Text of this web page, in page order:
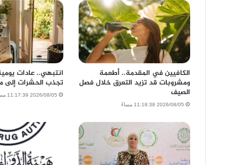
الكافيين في المقدمة.. أطعمة
ومشروبات قد تزيد التعرق خلال فصل
الصيف
2026/08/05 11:18:38 مساءً
انتبهي.. عادات
تجذب الحشرات إلى
2026/08/05 11:17:39 مساءً